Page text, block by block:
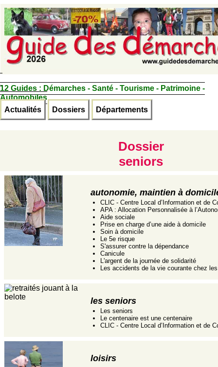
12 Guides : Démarches - Santé - Tourisme - Patrimoine -
Automobiles
Actualités
Dossiers Départements
Dossier
seniors
autonomie, maintien à
CLIC - Centre Local d’Information et de
APA : Allocation Personnalisée à
Aide sociale
Prise en charge d’une aide à domicile
Soin à domicile
Le 5e risque
S'assurer contre la dépendance
Canicule
L'argent de la journée de solidarité
Les accidents de la vie courante chez
les seniors
Les seniors
Le centenaire est une centenaire
CLIC - Centre Local d’Information et de
loisirs